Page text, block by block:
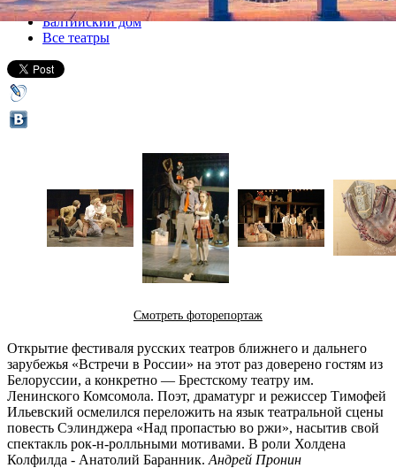
Балтийский дом
Все театры
Смотреть фоторепортаж
Открытие фестиваля русских театров ближнего и дальнего
зарубежья «Встречи в России» на этот раз доверено гостям из
Белоруссии, а конкретно — Брестскому театру им.
Ленинского Комсомола. Поэт, драматург и режиссер Тимофей
Ильевский осмелился переложить на язык театральной сцены
повесть Сэлинджера «Над пропастью во ржи», насытив свой
спектакль рок-н-ролльными мотивами. В роли Холдена
Колфилда - Анатолий Баранник. Андрей Пронин